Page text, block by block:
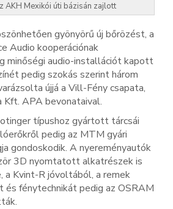
AKH Mexikói úti bázisán zajlott
gyönyörű új bőrözést, a
Audio kooperációnak
minőségi audio-installációt kapott
pedig szokás szerint három
újjá a Vill-Fény csapata,
APA bevonataival.
típushoz gyártott tárcsái
pedig az MTM gyári
gondoskodik. A nyereményautók
3D nyomtatott alkatrészek is
Kvint-R jóvoltából, a remek
fénytechnikát pedig az OSRAM